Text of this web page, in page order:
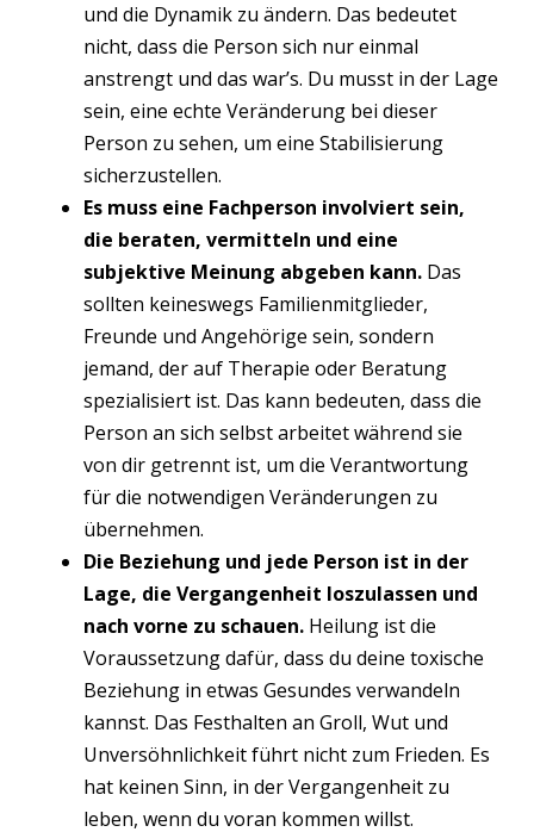
und die Dynamik zu ändern. Das bedeutet
nicht, dass die Person sich nur einmal
anstrengt und das war’s. Du musst in der Lage
sein, eine echte Veränderung bei dieser
Person zu sehen, um eine Stabilisierung
sicherzustellen.
Es muss eine Fachperson involviert sein,
die beraten, vermitteln und eine
subjektive Meinung abgeben kann. Das
sollten keineswegs Familienmitglieder,
Freunde und Angehörige sein, sondern
jemand, der auf Therapie oder Beratung
spezialisiert ist. Das kann bedeuten, dass die
Person an sich selbst arbeitet während sie
von dir getrennt ist, um die Verantwortung
für die notwendigen Veränderungen zu
übernehmen.
Die Beziehung und jede Person ist in der
Lage, die Vergangenheit loszulassen und
nach vorne zu schauen. Heilung ist die
Voraussetzung dafür, dass du deine toxische
Beziehung in etwas Gesundes verwandeln
kannst. Das Festhalten an Groll, Wut und
Unversöhnlichkeit führt nicht zum Frieden. Es
hat keinen Sinn, in der Vergangenheit zu
leben, wenn du voran kommen willst.